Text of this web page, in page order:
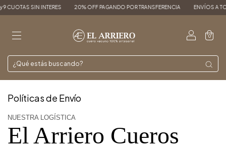
CUOTAS SIN INTERES 20% OFF PAGANDO POR TRANSFERENCIA ENVÍOS A
0
Políticas de Envío
NUESTRA LOGÍSTICA
El Arriero Cueros